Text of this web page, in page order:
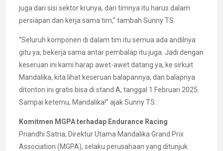
juga dari sisi sektor krunya, dari timnya itu harus dalam
persiapan dan kerja sama tim,” tambah Sunny TS.
“Seluruh komponen di dalam tim itu semua ada andilnya
gitu ya, bekerja sama antar pembalap itu juga. Jadi dengan
keseruan ini kami harap awet-awet datang ya, ke sirkuit
Mandalika, kita lihat keseruan balapannya, dan balapnya
ditonton ini gratis bisa di stand A, tanggal 1 Februari 2025.
Sampai ketemu, Mandalika!” ajak Sunny TS.
Komitmen MGPA terhadap Endurance Racing
Priandhi Satria, Direktur Utama Mandalika Grand Prix
Association (MGPA), selaku perusahaan yang ditunjuk